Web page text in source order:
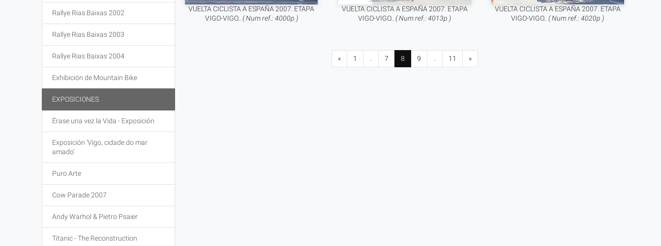
VUELTA CICLISTA A ESPAÑA 2007. ETAPA
VIGO-VIGO.. ( Num ref.: 4000p )
VUELTA CICLISTA A ESPAÑA 2007. ETAPA
VIGO-VIGO..( Num ref.: 4013p )
VUELTA CICLISTA A ESPAÑA 2007. ETAPA
VIGO-VIGO..( Num ref.: 4020p )
« 1 7 8 9 11 »
Rallye Rias Baixas 2002
Rallye Rias Baixas 2003
Rallye Rias Baixas 2004
Exhibición de Mountain Bike
EXPOSICIONES
Érase una vez la Vida - Exposición
Exposición 'Vigo, cidade do mar
amado'
Puro Arte
Cow Parade 2007
Andy Warhol & Pietro Psaier
Titanic - The Reconstruction